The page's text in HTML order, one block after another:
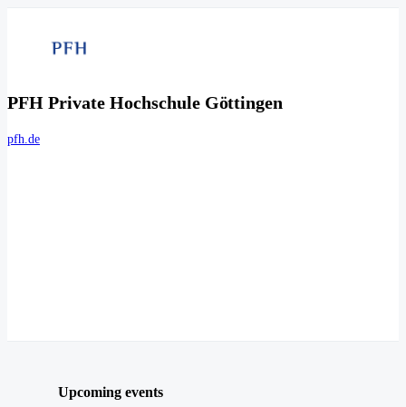
PFH Private Hochschule Göttingen
pfh.de
Upcoming events